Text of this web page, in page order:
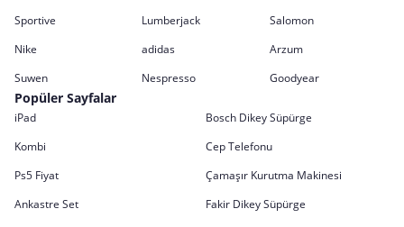
Sportive
Lumberjack
Salomon
Nike
adidas
Arzum
Suwen
Nespresso Goodyear
Popüler Sayfalar
iPad
Bosch Dikey Süpürge
Kombi
Cep Telefonu
Ps5 Fiyat
Çamaşır Kurutma Makinesi
Ankastre Set
Fakir Dikey Süpürge